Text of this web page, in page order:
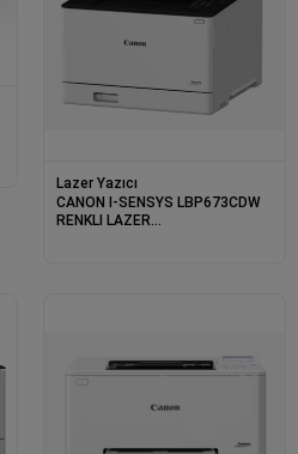
Lazer Yazıcı
CANON I-SENSYS LBP673CDW
RENKLI LAZER